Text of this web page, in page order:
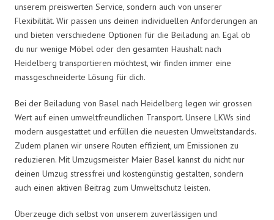
unserem preiswerten Service, sondern auch von unserer
Flexibilität. Wir passen uns deinen individuellen Anforderungen an
und bieten verschiedene Optionen für die Beiladung an. Egal ob
du nur wenige Möbel oder den gesamten Haushalt nach
Heidelberg transportieren möchtest, wir finden immer eine
massgeschneiderte Lösung für dich.
Bei der Beiladung von Basel nach Heidelberg legen wir grossen
Wert auf einen umweltfreundlichen Transport. Unsere LKWs sind
modern ausgestattet und erfüllen die neuesten Umweltstandards.
Zudem planen wir unsere Routen effizient, um Emissionen zu
reduzieren. Mit Umzugsmeister Maier Basel kannst du nicht nur
deinen Umzug stressfrei und kostengünstig gestalten, sondern
auch einen aktiven Beitrag zum Umweltschutz leisten.
Überzeuge dich selbst von unserem zuverlässigen und